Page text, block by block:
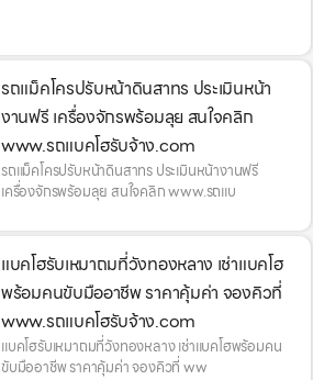
รถแม็คโครปรับหน้าดินสาทร ประเมินหน้า
งานฟรี เครื่องจักรพร้อมลุย สนใจคลิก
www.รถแบคโฮรับจ้าง.com
รถแม็คโครปรับหน้าดินสาทร ประเมินหน้างานฟรี
เครื่องจักรพร้อมลุย สนใจคลิก www.รถแบ
แบคโฮรับเหมาถมที่วังทองหลาง เช่าแบคโฮ
พร้อมคนขับมืออาชีพ ราคาคุ้มค่า จองคิวที่
www.รถแบคโฮรับจ้าง.com
แบคโฮรับเหมาถมที่วังทองหลาง เช่าแบคโฮพร้อมคน
ขับมืออาชีพ ราคาคุ้มค่า จองคิวที่ ww